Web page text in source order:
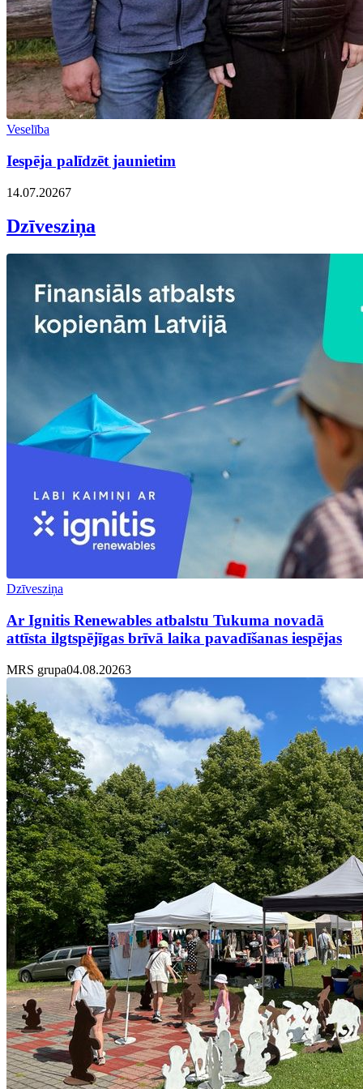
Veselība
Iespēja palīdzēt jaunietim
14.07.20267
Dzīvesziņa
Dzīvesziņa
Ar Ignitis Renewables atbalstu Tukuma novadā
attīsta ilgtspējīgas brīvā laika pavadīšanas iespējas
MRS grupa04.08.20263